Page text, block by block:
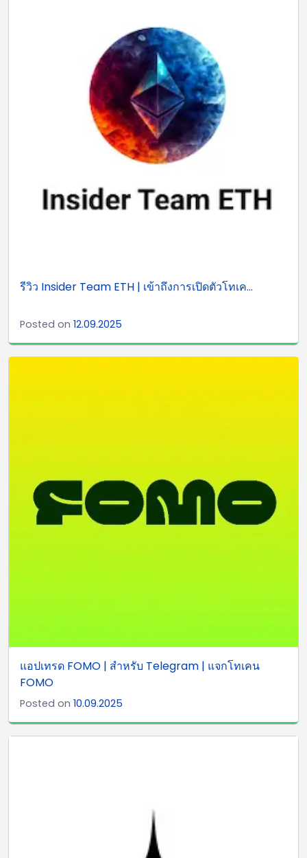
รีวิว Insider Team ETH | เข้าถึงการเปิดตัวโทเค...
Posted on 12.09.2025
แอปเทรด FOMO | สำหรับ Telegram | แจกโทเคน
FOMO
Posted on 10.09.2025